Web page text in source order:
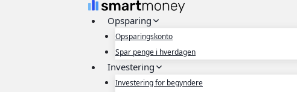
Opsparing
Opsparingskonto
Spar penge i hverdagen
Investering
Investering for begyndere